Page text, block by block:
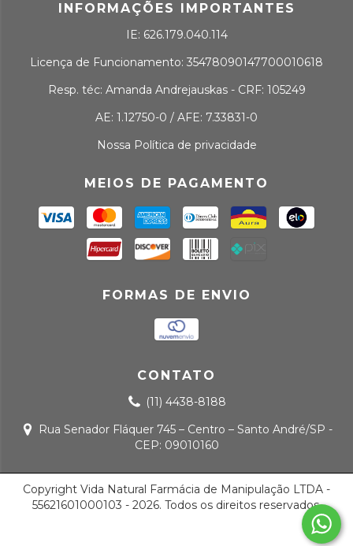
INFORMAÇÕES IMPORTANTES
IE: 626.179.040.114
Licença de Funcionamento: 35478090147700010618
Resp. téc: Amanda Andrejauskas - CRF: 105249
AE: 1.12750-0 / AFE: 7.33831-0
Nossa Política de privacidade
MEIOS DE PAGAMENTO
FORMAS DE ENVIO
CONTATO
(11) 4438-8188
Rua Senador Fláquer 745 – Centro – Santo André/SP -
CEP: 09010160
Copyright Vida Natural Farmácia de Manipulação LTDA -
55621601000103 - 2026. Todos os direitos reservados.